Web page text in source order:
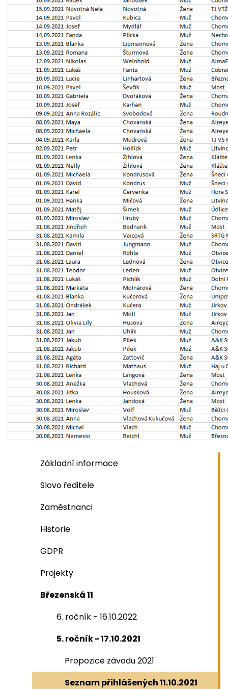
Základní informace
Slovo ředitele
Zaměstnanci
Historie
GDPR
Projekty
Březenská 11
6. ročník - 16.10.2022
5. ročník - 17.10.2021
Propozice závodu 2021
Seznam přihlášených 11.10.2021